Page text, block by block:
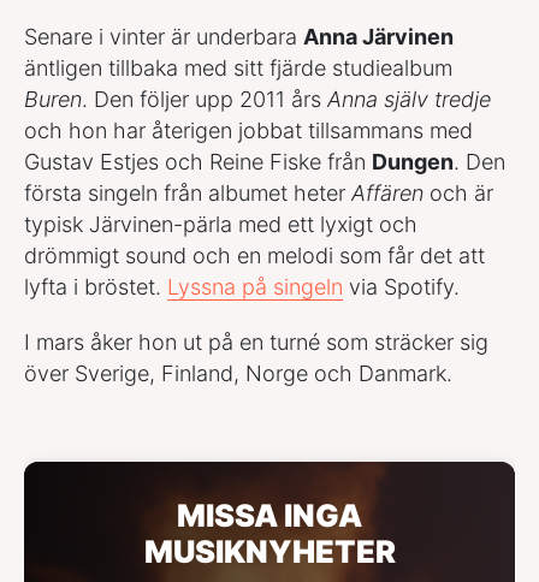
Senare i vinter är underbara Anna Järvinen
äntligen tillbaka med sitt fjärde studiealbum
Buren. Den följer upp 2011 års Anna själv tredje
och hon har återigen jobbat tillsammans med
Gustav Estjes och Reine Fiske från Dungen. Den
första singeln från albumet heter Affären och är
typisk Järvinen-pärla med ett lyxigt och
drömmigt sound och en melodi som får det att
lyfta i bröstet. Lyssna på singeln via Spotify.
I mars åker hon ut på en turné som sträcker sig
över Sverige, Finland, Norge och Danmark.
MISSA INGA
MUSIKNYHETER